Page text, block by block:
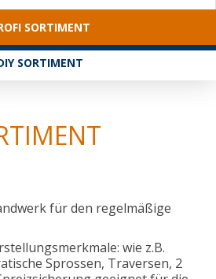
SORTIMENT
SORTIMENT
für den regelmäßige
wie z.B.
Sprossen, Traversen, 2